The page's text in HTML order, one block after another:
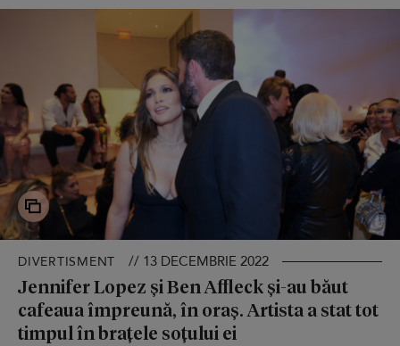
DIVERTISMENT // 13 DECEMBRIE 2022
Jennifer Lopez și Ben Affleck și-au băut
cafeaua împreună, în oraș. Artista a stat tot
timpul în brațele soțului ei